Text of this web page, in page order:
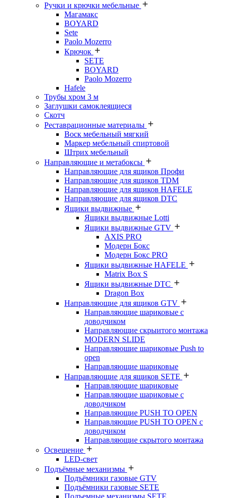
Ручки и крючки мебельные
Магамакс
BOYARD
Sete
Paolo Mozerro
Крючок
SETE
BOYARD
Paolo Mozerro
Hafele
Трубы хром 3 м
Заглушки самоклеящиеся
Скотч
Реставрационные материалы
Воск мебельный мягкий
Маркер мебельный спиртовой
Штрих мебельный
Направляющие и метабоксы
Направляющие для ящиков Профи
Направляющие для ящиков TDM
Направляющие для ящиков HAFELE
Направляющие для ящиков DTC
Ящики выдвижные
Ящики выдвижные Lotti
Ящики выдвижные GTV
AXIS PRO
Модерн Бокс
Модерн Бокс PRO
Ящики выдвижные HAFELE
Matrix Box S
Ящики выдвижные DTC
Dragon Box
Направляющие для ящиков GTV
Направляющие шариковые с
доводчиком
Направляющие скрыитого монтажа
MODERN SLIDE
Направляюшие шариковые Push to
open
Направляющие шариковые
Направляющие для ящиков SETE
Направляющие шариковые
Направляющие шариковые с
доводчиком
Направляющие PUSH TO OPEN
Направляющие PUSH TO OPEN с
доводчиком
Направляющие скрытого монтажа
Освещение
LED-свет
Подъёмные механизмы
Подъёмники газовые GTV
Подъёмники газовые SETE
Подъемные механизмы SETE